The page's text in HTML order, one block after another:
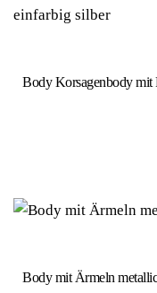
Body Korsagenbody mit
Body mit Ärmeln